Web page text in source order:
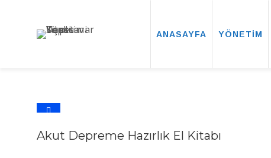
ANASAYFA YÖNETİM
Akut Depreme Hazırlık El Kitabı